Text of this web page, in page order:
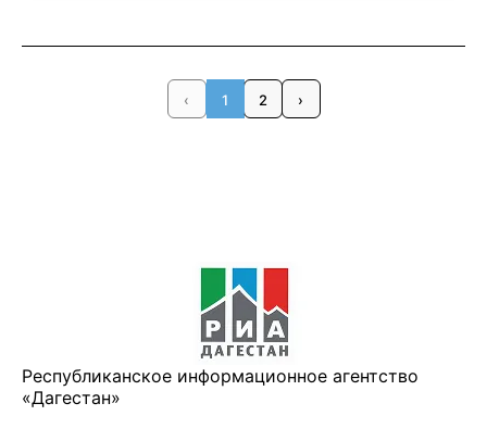
‹ 1 2 ›
Республиканское информационное агентство
«Дагестан»